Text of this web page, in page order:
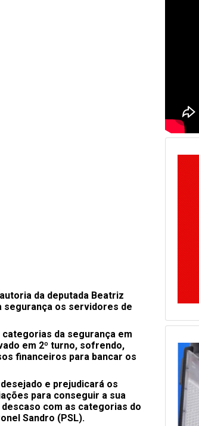
da deputada Beatriz
segurança os servidores de
da segurança em
em 2º turno, sofrendo,
financeiros para bancar os
e prejudicará os
para conseguir a sua
com as categorias do
Sandro (PSL).